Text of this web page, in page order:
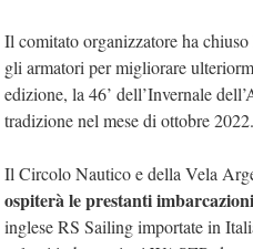
Il comitato organizzatore ha
gli armatori per migliorare
edizione, la 46’ dell’Invernale
tradizione nel mese di ottobre 2022.
Il Circolo Nautico e della Vela
ospiterà le prestanti
inglese RS Sailing importate in